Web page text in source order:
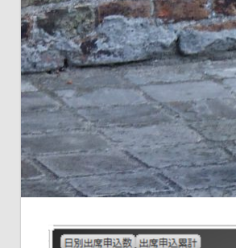
心
に
MS
製
品
の
ネ
タ
を
供